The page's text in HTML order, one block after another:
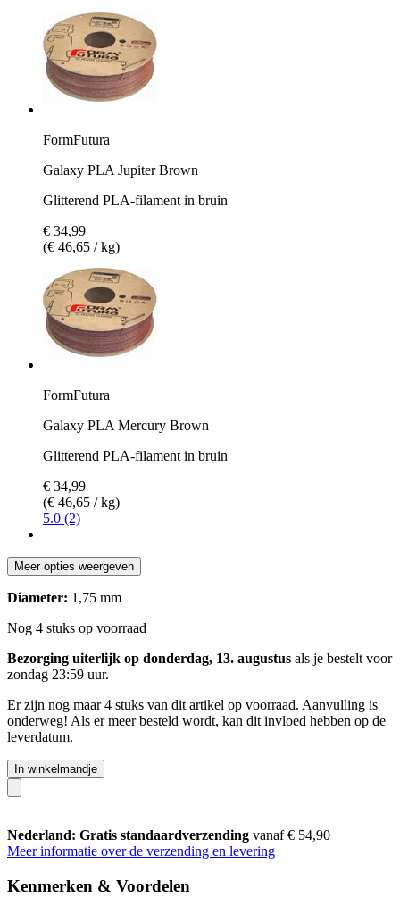
FormFutura
Galaxy PLA Jupiter Brown
Glitterend PLA-filament in bruin
€ 34,99
(€ 46,65 / kg)
FormFutura
Galaxy PLA Mercury Brown
Glitterend PLA-filament in bruin
€ 34,99
(€ 46,65 / kg)
5.0 (2)
Meer opties weergeven
Diameter: 1,75 mm
Nog 4 stuks op voorraad
Bezorging uiterlijk op donderdag, 13. augustus als je bestelt voor
zondag 23:59 uur.
Er zijn nog maar 4 stuks van dit artikel op voorraad. Aanvulling is
onderweg! Als er meer besteld wordt, kan dit invloed hebben op de
leverdatum.
In winkelmandje
Nederland: Gratis standaardverzending vanaf € 54,90
Meer informatie over de verzending en levering
Kenmerken & Voordelen